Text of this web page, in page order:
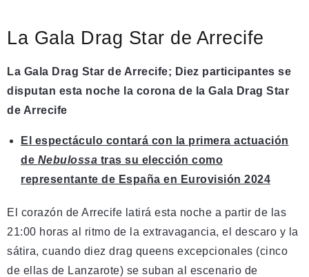
La Gala Drag Star de Arrecife
La Gala Drag Star de Arrecife; Diez participantes se
disputan esta noche la corona de la Gala Drag Star
de Arrecife
El espectáculo contará con la primera actuación
de Nebulossa tras su elección como
representante de España en Eurovisión 2024
El corazón de Arrecife latirá esta noche a partir de las
21:00 horas al ritmo de la extravagancia, el descaro y la
sátira, cuando diez drag queens excepcionales (cinco
de ellas de Lanzarote) se suban al escenario de